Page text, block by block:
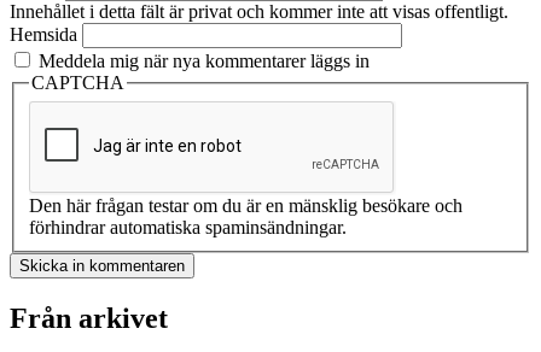
Innehållet i detta fält är privat och kommer inte att visas offentligt.
Hemsida
Meddela mig när nya kommentarer läggs in
CAPTCHA
Den här frågan testar om du är en mänsklig besökare och
förhindrar automatiska spaminsändningar.
Från arkivet